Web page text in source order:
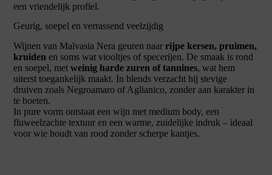
een vriendelijk profiel.
Geurig, soepel en verrassend veelzijdig
Wijnen van Malvasia Nera geuren naarrijpe kersen, pruimen,
kruiden en soms wat viooltjes of specerijen. De smaak is rond
en soepel, metweinig harde zuren of tannines, wat hem
uiterst toegankelijk maakt. In blends verzacht hij stevige
druiven zoals Negroamaro of Aglianico, zonder aan karakter in
te boeten.
In pure vorm ontstaat een wijn met medium body, een
fluweelzachte textuur en een warme, zuidelijke indruk – ideaal
voor wie houdt van rood zonder scherpe kantjes.